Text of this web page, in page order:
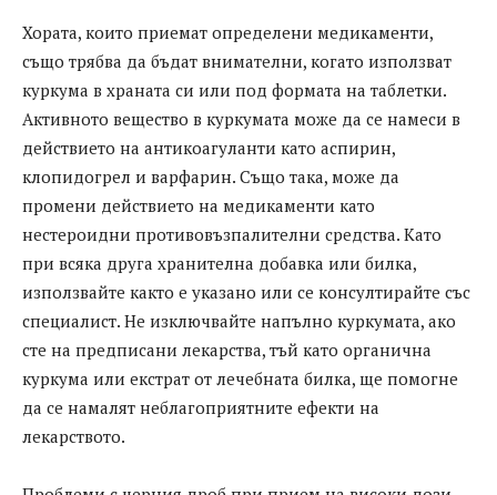
Хората, които приемат определени медикаменти,
също трябва да бъдат внимателни, когато използват
куркума в храната си или под формата на таблетки.
Активното вещество в куркумата може да се намеси в
действието на антикоагуланти като аспирин,
клопидогрел и варфарин. Също така, може да
промени действието на медикаменти като
нестероидни противовъзпалителни средства. Като
при всяка друга хранителна добавка или билка,
използвайте както е указано или се консултирайте със
специалист. Не изключвайте напълно куркумата, ако
сте на предписани лекарства, тъй като органична
куркума или екстрат от лечебната билка, ще помогне
да се намалят неблагоприятните ефекти на
лекарството.